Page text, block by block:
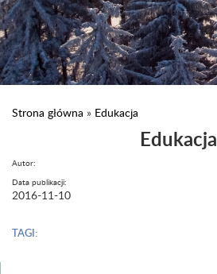
Strona główna » Edukacja
Edukacja
Autor:
Data publikacji:
2016-11-10
TAGI: